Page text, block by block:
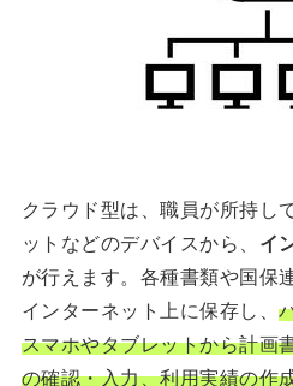
クラウド型は、職員が所持し
ットなどのデバイスから、 イ
が行えます。各種書類や国保
インターネット上に保存し、
スマホやタブレットから計画
の確認・入力、利用実績の作